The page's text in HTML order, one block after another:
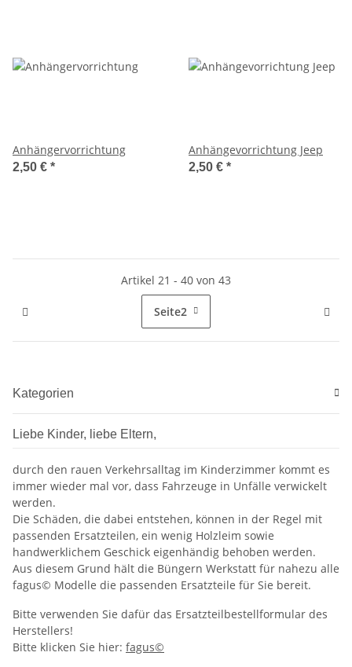
Anhängervorrichtung
2,50 € *
Anhängevorrichtung Jeep
2,50 € *
Artikel 21 - 40 von 43
Seite2
Kategorien
Liebe Kinder, liebe Eltern,
durch den rauen Verkehrsalltag im Kinderzimmer kommt es
immer wieder mal vor, dass Fahrzeuge in Unfälle verwickelt
werden.
Die Schäden, die dabei entstehen, können in der Regel mit
passenden Ersatzteilen, ein wenig Holzleim sowie
handwerklichem Geschick eigenhändig behoben werden.
Aus diesem Grund hält die Büngern Werkstatt für nahezu alle
fagus© Modelle die passenden Ersatzteile für Sie bereit.
Bitte verwenden Sie dafür das Ersatzteilbestellformular des
Herstellers!
Bitte klicken Sie hier: fagus©